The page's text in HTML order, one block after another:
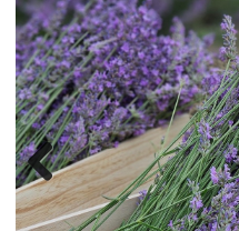
Previous